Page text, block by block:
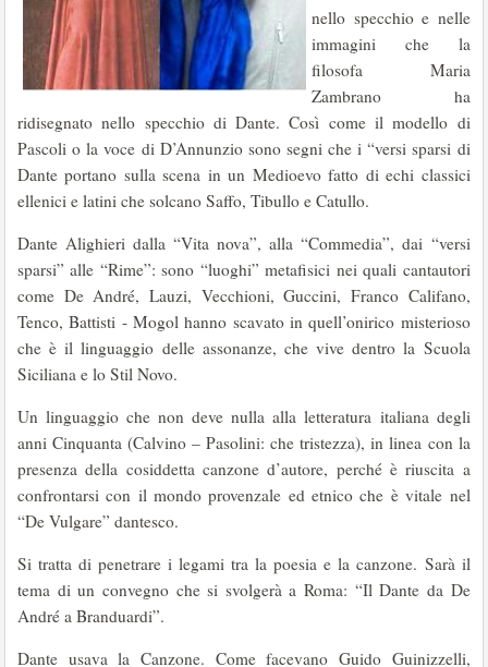
nello specchio e nelle
immagini che la
filosofa Maria
Zambrano ha
ridisegnato nello specchio di Dante. Così come il modello di
Pascoli o la voce di D’Annunzio sono segni che i “versi sparsi di
Dante portano sulla scena in un Medioevo fatto di echi classici
ellenici e latini che solcano Saffo, Tibullo e Catullo.
Dante Alighieri dalla “Vita nova”, alla “Commedia”, dai “versi
sparsi” alle “Rime”: sono “luoghi” metafisici nei quali cantautori
come De André, Lauzi, Vecchioni, Guccini, Franco Califano,
Tenco, Battisti - Mogol hanno scavato in quell’onirico misterioso
che è il linguaggio delle assonanze, che vive dentro la Scuola
Siciliana e lo Stil Novo.
Un linguaggio che non deve nulla alla letteratura italiana degli
anni Cinquanta (Calvino – Pasolini: che tristezza), in linea con la
presenza della cosiddetta canzone d’autore, perché è riuscita a
confrontarsi con il mondo provenzale ed etnico che è vitale nel
“De Vulgare” dantesco.
Si tratta di penetrare i legami tra la poesia e la canzone. Sarà il
tema di un convegno che si svolgerà a Roma: “Il Dante da De
André a Branduardi”.
Dante usava la Canzone. Come facevano Guido Guinizzelli,